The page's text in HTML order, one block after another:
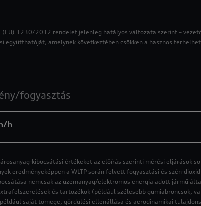
(EU) 1230/2012 rendelet jelenleg hatályos változata szerint –
együtthatóját, amelynek következtében csökken a hasznos
fogyasztás
h
kibocsátási értékeket az előírás szerinti mérési eljárások
eredményeképpen a WLTP során felvett fogyasztási és szén-
nemcsak az üzemanyag/elektromos energia adott jármű
és tartozékok (például szélesebb gumiabroncsok,
saját tömege, gördülési ellenállása és aerodinamikai